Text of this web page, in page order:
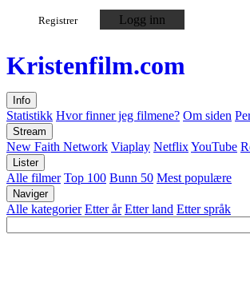
Registrer Logg inn
Kristenfilm.com
Info
Statistikk Hvor finner jeg filmene? Om siden
Stream
New Faith Network Viaplay NetflixYouTube
Lister
Alle filmer Top 100 Bunn 50 Mest populære
Naviger
Alle kategorier Etter år Etter land Etter språk